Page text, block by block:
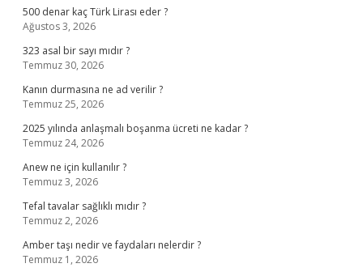
500 denar kaç Türk Lirası eder ?
Ağustos 3, 2026
323 asal bir sayı mıdır ?
Temmuz 30, 2026
Kanın durmasına ne ad verilir ?
Temmuz 25, 2026
2025 yılında anlaşmalı boşanma ücreti ne kadar ?
Temmuz 24, 2026
Anew ne için kullanılır ?
Temmuz 3, 2026
Tefal tavalar sağlıklı mıdır ?
Temmuz 2, 2026
Amber taşı nedir ve faydaları nelerdir ?
Temmuz 1, 2026